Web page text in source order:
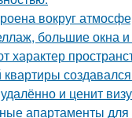
вокруг
большие окна
характер
квартиры
и ценит
апартаменты